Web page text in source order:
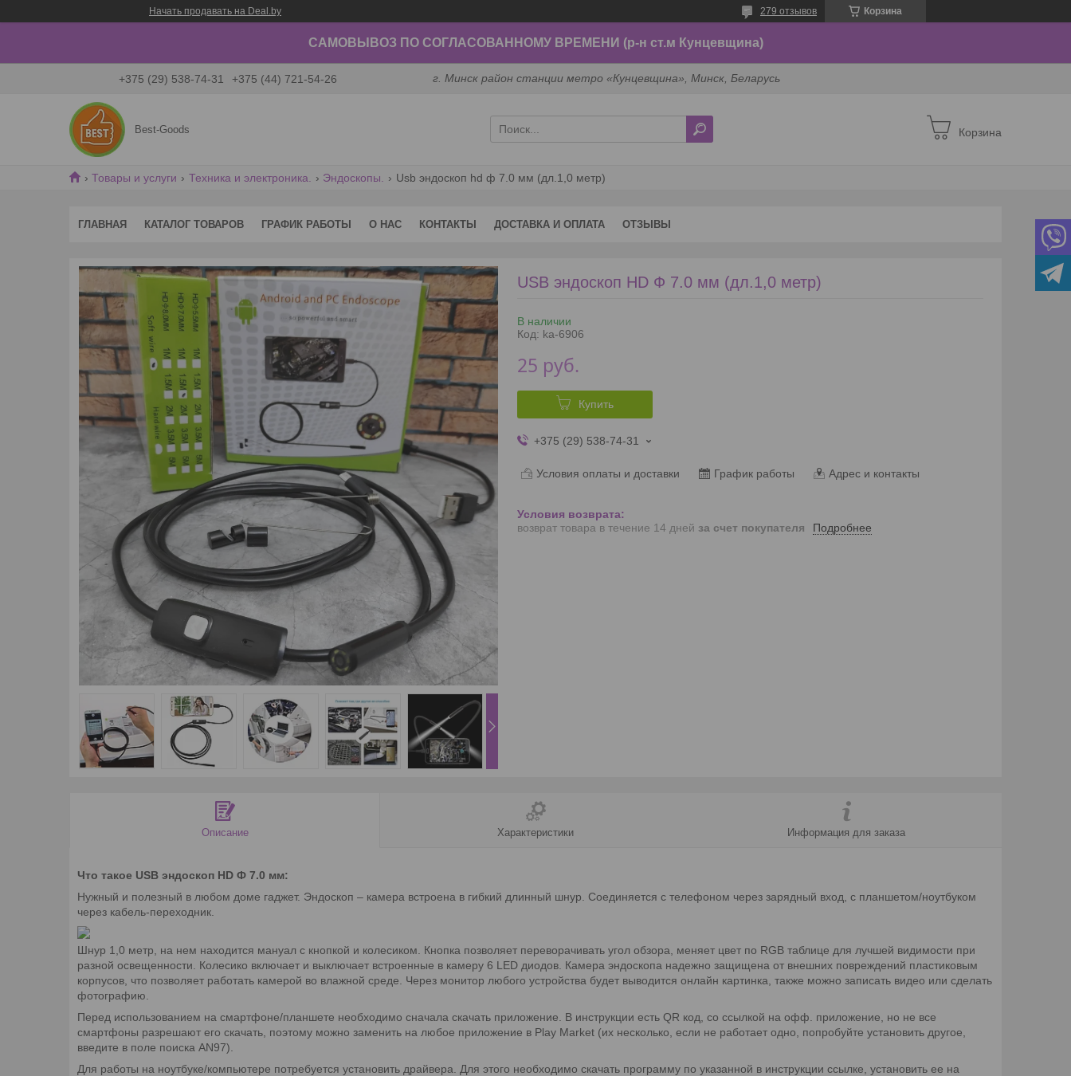
Начать продавать на Deal.by Корзина
279 отзывов
САМОВЫВОЗ ПО СОГЛАСОВАННОМУ ВРЕМЕНИ (р-н ст.м Кунцевщина)
+375 (29) 538-74-31 +375 (44) 721-54-26 г. Минск район станции метро «Кунцевщина», Минск, Беларусь
Best-Goods Корзина
Товары и услуги Техника и электроника. Эндоскопы. Usb эндоскоп hd ф 7.0 мм (дл.1,0 метр)
ГЛАВНАЯ КАТАЛОГ ТОВАРОВ ГРАФИК РАБОТЫ О НАС КОНТАКТЫ ДОСТАВКА И ОПЛАТА ОТЗЫВЫ
USB эндоскоп HD Ф 7.0 мм (дл.1,0 метр)
В наличии
Код: ka-6906
25 руб.
Купить
+375 (29) 538-74-31
Условия оплаты и доставки График работы Адрес и контакты
возврат товара в течение 14 дней за счет покупателя Подробнее
Описание Характеристики Информация для заказа
Что такое USB эндоскоп HD Ф 7.0 мм:
Нужный и полезный в любом доме гаджет. Эндоскоп – камера встроена в гибкий длинный шнур. Соединяется с телефоном через зарядный вход, с планшетом/ноутбуком
через кабель-переходник.
Шнур 1,0 метр, на нем находится мануал с кнопкой и колесиком. Кнопка позволяет переворачивать угол обзора, меняет цвет по RGB таблице для лучшей видимости при
разной освещенности. Колесико включает и выключает встроенные в камеру 6 LED диодов. Камера эндоскопа надежно защищена от внешних повреждений пластиковым
корпусов, что позволяет работать камерой во влажной среде. Через монитор любого устройства будет выводится онлайн картинка, также можно записать видео или сделать
фотографию.
Перед использованием на смартфоне/планшете необходимо сначала скачать приложение. В инструкции есть QR код, со ссылкой на офф. приложение, но не все
смартфоны разрешают его скачать, поэтому можно заменить на любое приложение в Play Market (их несколько, если не работает одно, попробуйте установить другое,
введите в поле поиска AN97).
Для работы на ноутбуке/компьютере потребуется установить драйвера. Для этого необходимо скачать программу по указанной в инструкции ссылке, установить ее на